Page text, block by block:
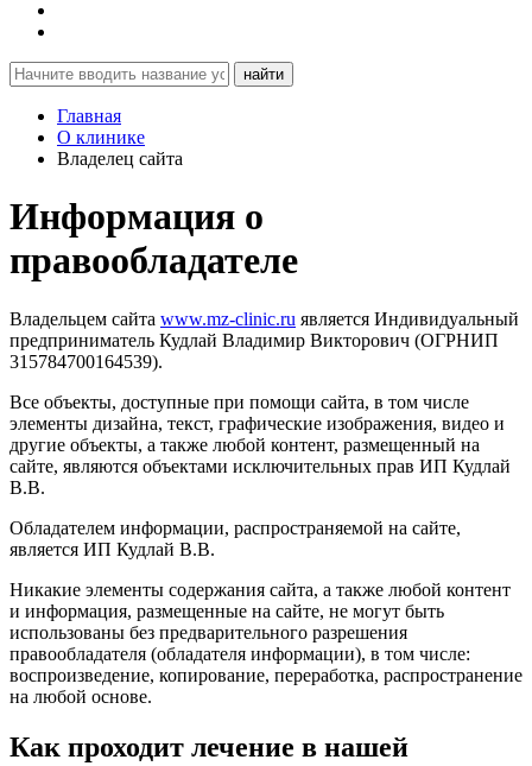
найти
Главная
О клинике
Владелец сайта
Информация о
правообладателе
Владельцем сайта www.mz-clinic.ru является Индивидуальный
предприниматель Кудлай Владимир Викторович (ОГРНИП
315784700164539).
Все объекты, доступные при помощи сайта, в том числе
элементы дизайна, текст, графические изображения, видео и
другие объекты, а также любой контент, размещенный на
сайте, являются объектами исключительных прав ИП Кудлай
В.В.
Обладателем информации, распространяемой на сайте,
является ИП Кудлай В.В.
Никакие элементы содержания сайта, а также любой контент
и информация, размещенные на сайте, не могут быть
использованы без предварительного разрешения
правообладателя (обладателя информации), в том числе:
воспроизведение, копирование, переработка, распространение
на любой основе.
Как проходит лечение в нашей